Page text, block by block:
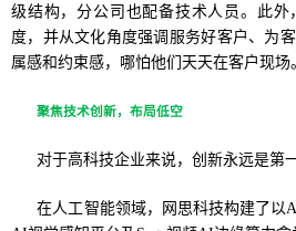
级结构，分公司也配备技术人员。此外
度，并从文化角度强调服务好客户、为
属感和约束感，哪怕他们天天在客户现场
聚焦技术创新，布局低空
对于高科技企业来说，创新永远是第
在人工智能领域，网思科技构建了以